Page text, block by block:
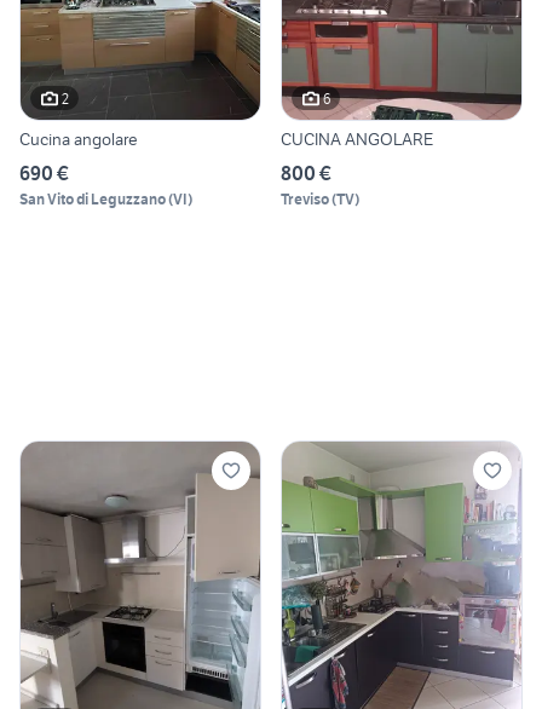
2
Cucina angolare
690 €
San Vito di Leguzzano(VI)
6
CUCINA ANGOLARE
800 €
Treviso(TV)